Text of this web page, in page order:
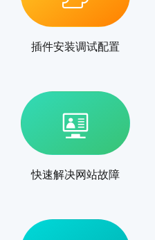
插件安装调试配置
快速解决网站故障